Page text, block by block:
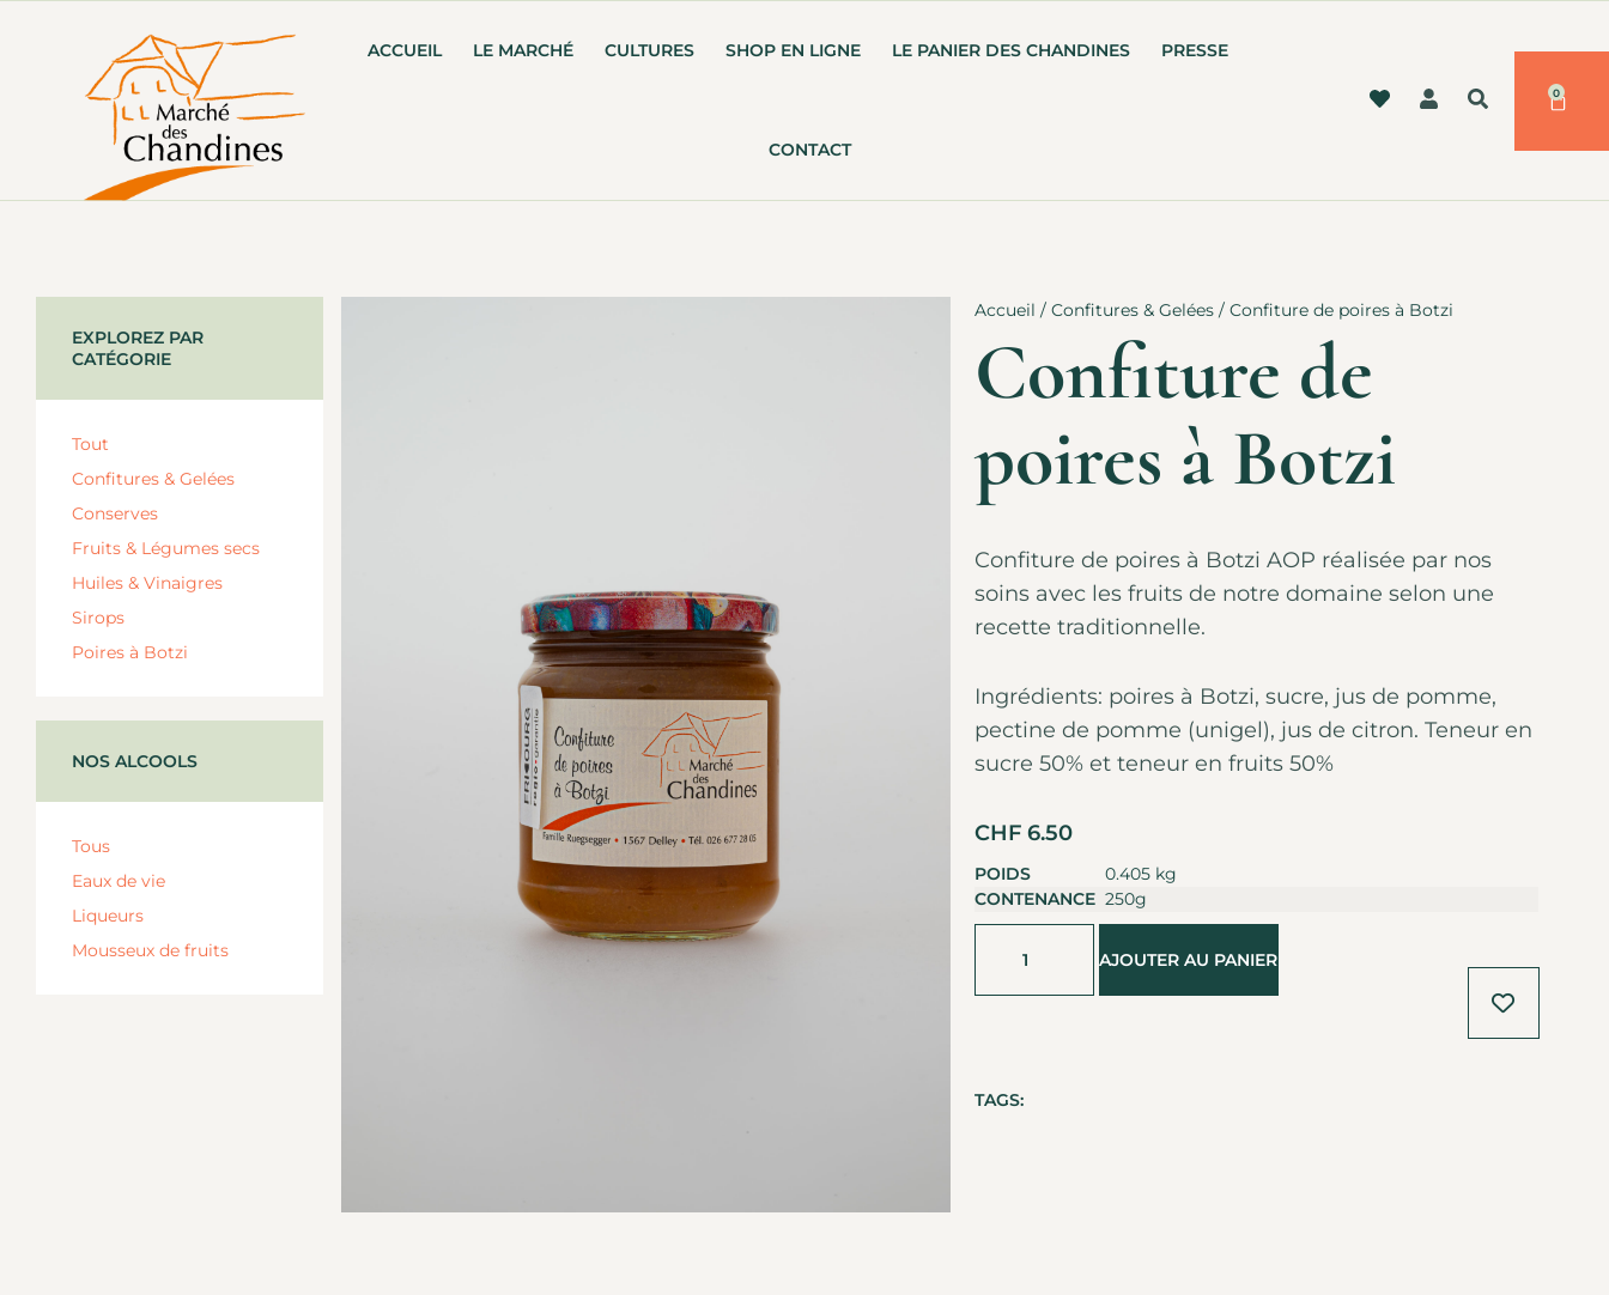
ACCUEIL LE MARCHÉ CULTURES SHOP EN LIGNE LE PANIER DES CHANDINES PRESSE
CONTACT
0
EXPLOREZ PAR
CATÉGORIE
Tout
Confitures & Gelées
Conserves
Fruits & Légumes secs
Huiles & Vinaigres
Sirops
Poires à Botzi
NOS ALCOOLS
Tous
Eaux de vie
Liqueurs
Mousseux de fruits
Accueil / Confitures & Gelées/ Confiture de poires à Botzi
Confiture de
poires à Botzi
Confiture de poires à Botzi AOP réalisée par nos
soins avec les fruits de notre domaine selon une
recette traditionnelle.
Ingrédients: poires à Botzi, sucre, jus de pomme,
pectine de pomme (unigel), jus de citron. Teneur en
sucre 50% et teneur en fruits 50%
CHF6.50
POIDS
0.405 kg
CONTENANCE 250g
AJOUTER AU PANIER
TAGS: